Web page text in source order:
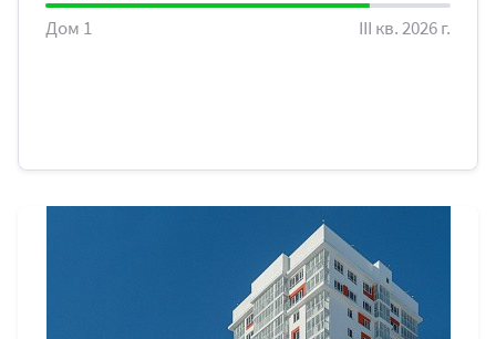
Дом 1 III кв. 2026 г.